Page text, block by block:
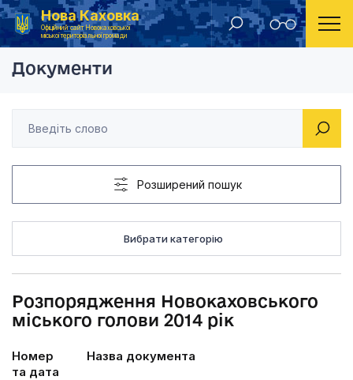
Нова Каховка
Офіційний сайт Новокаховської
міської територіальної громади
Головна Розпорядження Новокаховського міського
Документи
Розширений пошук
Вибрати категорію
Розпорядження Новокаховського
міського голови 2014 рік
Номер
та дата
Назва документа